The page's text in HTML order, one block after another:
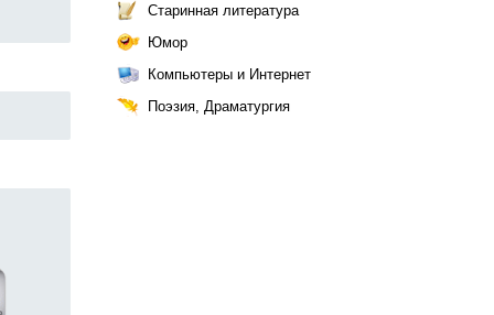
Старинная литература
Юмор
Компьютеры и Интернет
Поэзия, Драматургия